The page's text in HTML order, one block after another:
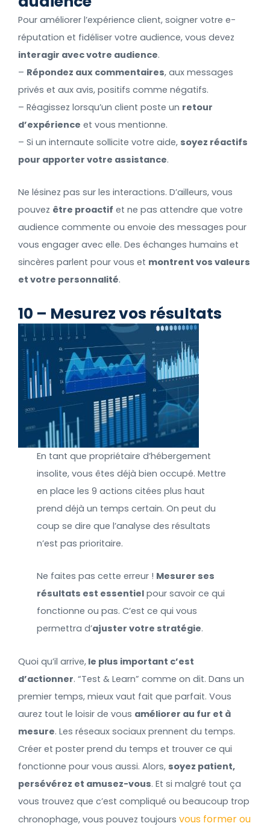
Pour améliorer l’expérience client, soigner votre e-
réputation et fidéliser votre audience, vous devez
interagir avec votre audience.
– Répondez aux commentaires, aux messages
privés et aux avis, positifs comme négatifs.
– Réagissez lorsqu’un client poste un retour
d’expérience et vous mentionne.
– Si un internaute sollicite votre aide, soyez réactifs
pour apporter votre assistance.
Ne lésinez pas sur les interactions. D’ailleurs, vous
pouvez être proactif et ne pas attendre que votre
audience commente ou envoie des messages pour
vous engager avec elle. Des échanges humains et
sincères parlent pour vous et montrent vos valeurs
et votre personnalité.
10 – Mesurez vos résultats
En tant que propriétaire d’hébergement
insolite, vous êtes déjà bien occupé. Mettre
en place les 9 actions citées plus haut
prend déjà un temps certain. On peut du
coup se dire que l’analyse des résultats
n’est pas prioritaire.
Ne faites pas cette erreur ! Mesurer ses
résultats est essentiel pour savoir ce qui
fonctionne ou pas. C’est ce qui vous
permettra d’ajuster votre stratégie.
Quoi qu’il arrive, le plus important c’est
d’actionner. “Test & Learn” comme on dit. Dans un
premier temps, mieux vaut fait que parfait. Vous
aurez tout le loisir de vous améliorer au fur et à
mesure. Les réseaux sociaux prennent du temps.
Créer et poster prend du temps et trouver ce qui
fonctionne pour vous aussi. Alors, soyez patient,
persévérez et amusez-vous. Et si malgré tout ça
vous trouvez que c’est compliqué ou beaucoup trop
chronophage, vous pouvez toujours vous former ou